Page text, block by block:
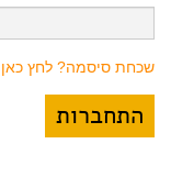
שכחת סיסמה? לחץ כאן